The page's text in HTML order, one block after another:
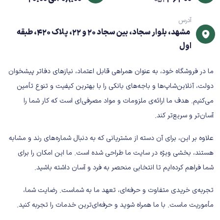
وضعیت: اورجینال / Grade A / طرح (بسته به موجودی)
مزایای کارتریج HP 83A
✔ کیفیت چاپ ثابت و قابل اعتماد
✔ نصب آسان و سریع
✔ کاهش هزینه چاپ هر صفحه
✔ سازگار با چندین مدل پرفروش HP
کاربردها
مناسب برای:
دفاتر اداری کوچک
شرکت‌ها و فروشگاه‌ها
مصارف خانگی
آدرس
مشهد، بلوار سجاد، بین سجاد 20 و 22، پلاک 420، طبقه
اول
ما در فروشگاه خود، به عنوان همراهی قابل اعتماد، نیازهای دفاتر پیشخوان
دولت، آنلاین‌شاپ‌ها و باجه‌های بانکی را با بهترین کیفیت و تنوع تأمین
می‌کنیم. هدف ما ارائه‌ی ملزومات و مواد مصرفی‌ای است که کار شما را
آسان‌تر و سریع‌تر کند.
علاوه بر این، برای آن دسته از مشتریانی که به دنبال شماره‌های رند و مشابه
هستند، بخشی ویژه در سایت ما طراحی شده است. ما این امکان را برای
شما فراهم کرده‌ایم تا انتخابی منحصر به فرد و آسان داشته باشید.
تجربه‌ی خریدی متفاوت و حرفه‌ای، تعهد ما به شماست. رضایت شما،
مأموریت ماست. با ما همراه شوید و حرفه‌ای‌ترین خدمات را تجربه کنید.